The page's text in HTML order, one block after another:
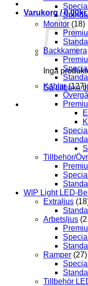
Varukorg /0.00kr
Inga
Gå tillbaka
Special
Monitor (18)
Backkamera
Kablar (127)
Special
Tillbehör/
Special
WIP Light LED-
Extraljus
Arbetsljus
Special
Ramper (27)
Special
Tillbehör